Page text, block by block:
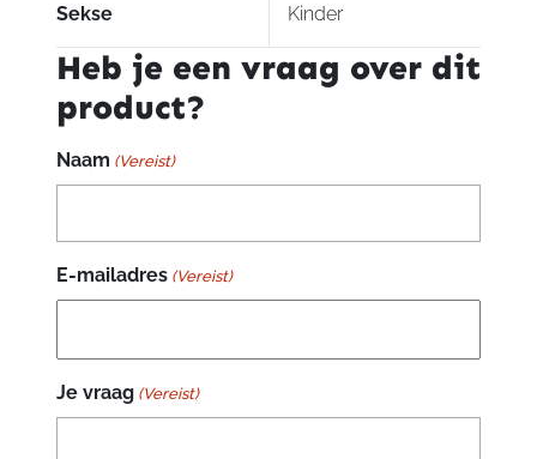
Sekse Kinder
Heb je een vraag over dit
product?
Naam (Vereist)
E-mailadres (Vereist)
Je vraag (Vereist)